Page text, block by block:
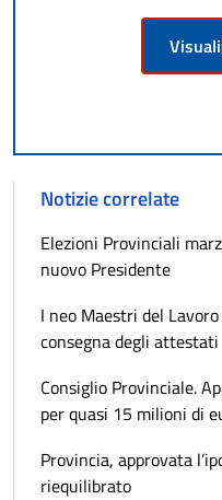
Notizie correlate
Elezioni Provinciali
nuovo Presidente
I neo Maestri del
consegna degli attestati
Consiglio Provinciale.
per quasi 15 milioni di
Provincia, approvata
riequilibrato